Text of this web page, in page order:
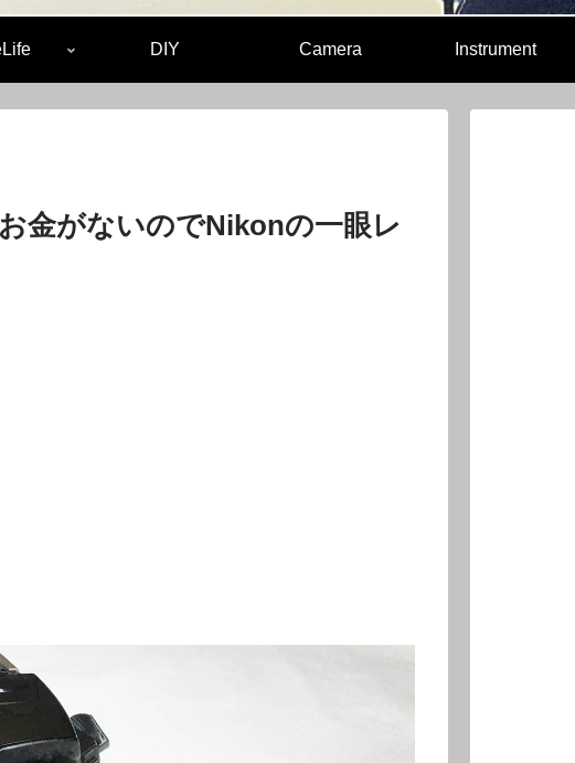
DIY Camera Instrument
金がないのでNikonの一眼レ